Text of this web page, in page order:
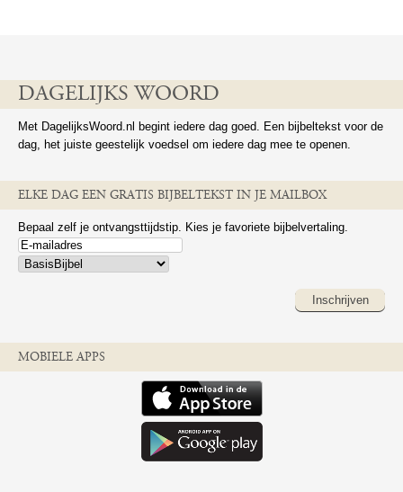
DAGELIJKS WOORD
Met DagelijksWoord.nl begint iedere dag goed. Een bijbeltekst voor de
dag, het juiste geestelijk voedsel om iedere dag mee te openen.
ELKE DAG EEN GRATIS BIJBELTEKST IN JE MAILBOX
Bepaal zelf je ontvangsttijdstip. Kies je favoriete bijbelvertaling.
Inschrijven
MOBIELE APPS